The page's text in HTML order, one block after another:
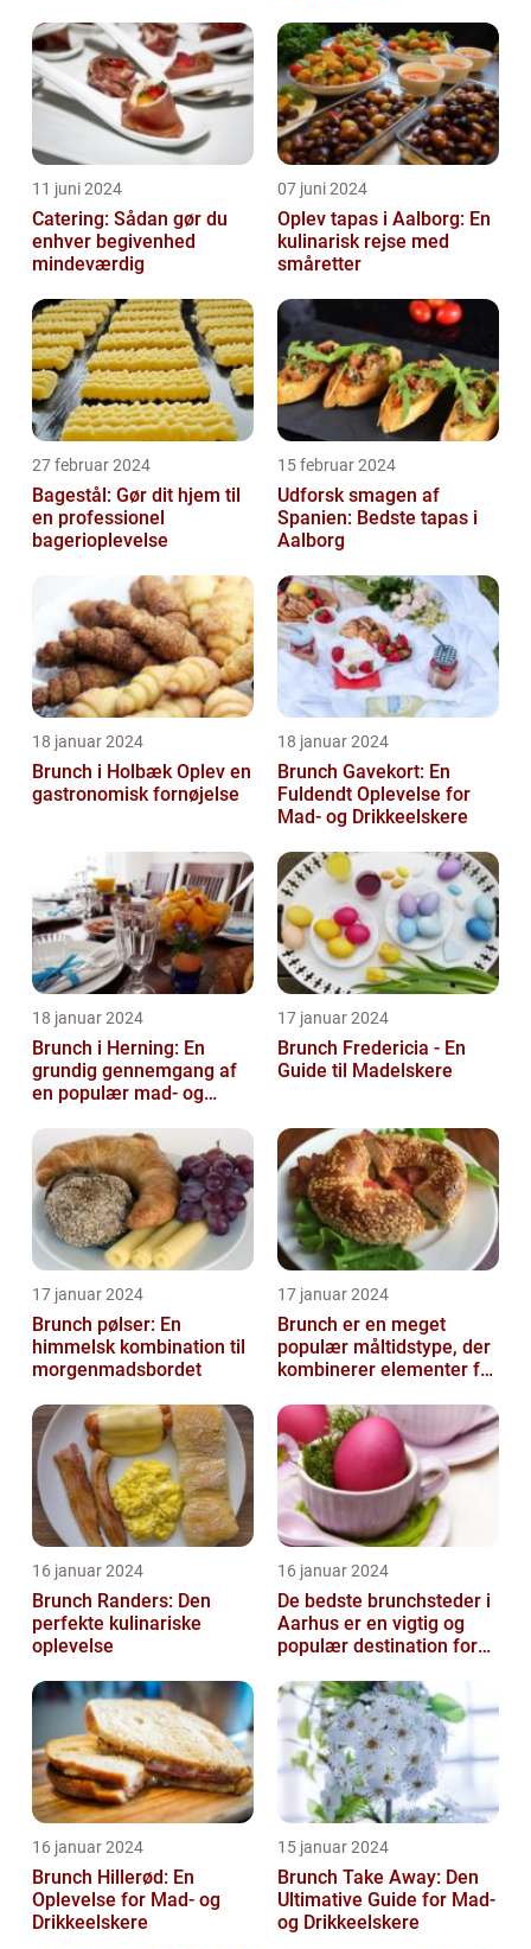
11 juni 2024
Catering: Sådan gør du
enhver begivenhed
mindeværdig
07 juni 2024
Oplev tapas i Aalborg: En
kulinarisk rejse med
småretter
27 februar 2024
Bagestål: Gør dit hjem til
en professionel
bagerioplevelse
15 februar 2024
Udforsk smagen af
Spanien: Bedste tapas i
Aalborg
18 januar 2024
Brunch i Holbæk Oplev en
gastronomisk fornøjelse
18 januar 2024
Brunch Gavekort: En
Fuldendt Oplevelse for
Mad- og Drikkeelskere
18 januar 2024
Brunch i Herning: En
grundig gennemgang af
en populær mad- og
17 januar 2024
Brunch Fredericia - En
Guide til Madelskere
17 januar 2024
Brunch pølser: En
himmelsk kombination til
morgenmadsbordet
17 januar 2024
Brunch er en meget
populær måltidstype, der
kombinerer elementer fra
16 januar 2024
Brunch Randers: Den
perfekte kulinariske
oplevelse
16 januar 2024
De bedste brunchsteder i
Aarhus er en vigtig og
populær destination for
byen...
16 januar 2024
Brunch Hillerød: En
Oplevelse for Mad- og
Drikkeelskere
15 januar 2024
Brunch Take Away: Den
Ultimative Guide for Mad-
og Drikkeelskere